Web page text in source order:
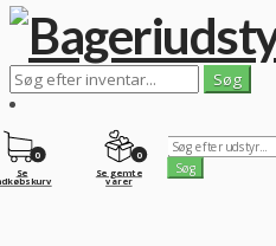
0
Se gemte
varer
0
Se